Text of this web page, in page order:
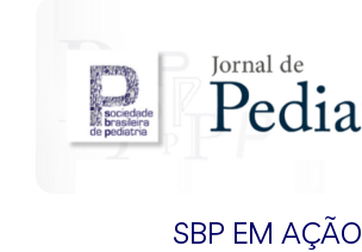
SBP EM AÇÃO